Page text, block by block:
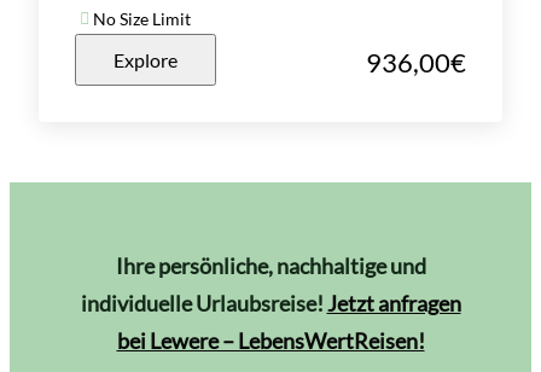
No Size Limit
Explore 936,00€
Ihre persönliche, nachhaltige und
individuelle Urlaubsreise!Jetzt anfragen
bei Lewere – LebensWertReisen!